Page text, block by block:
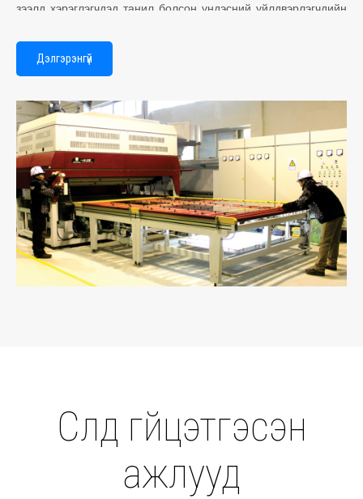
зээлд хэрэглэгчдэд танил болсон үндэсний үйлдвэрлэгчдийн
хөрөнгө оруулалттайгаар үйл ажиллагаагаа эхэлсэн бөгөөд
Олон улсын стандартад нийцсэн чанартай
бүтээгдэхүүнээрдотоодын шилний эрэлтийг
хангах зорилго
тавин ажиллаж байна.
Барилгын болон гадна шилний үйлдвэрлэлийн чиглэлээр
Итали, Солонгос, Хятад улсын өндөр хүчин чадалтай тоног
төхөөрөмжүүдийг ашигладаг бөгөөд хоногт 3500 ам.метр шил
боловсруулах хүчин чадалтай. Өдгөө 60 гаруй ажилчны ур
чадвар, туршлага, хүч хөдөлмөрөөр вакуум цонх, хаалганы
шилэн пакет хийх, шил зүсэх, өрөмдөх, угаах, хатаах,
нягтаршуулах, ганжуулах, толь боловсруулахаас гадна шилэн
хана хаалт, хийц, гадны фасадны шил, шилэн тавилга,
Бидний үүд хаалга танд үргэлж нээлттэй байх болно.
Тоног төхөөрөмжийн хүчин чадал
Дэлгэрэнгүй
Сүүлд гүйцэтгэсэн
ажлууд